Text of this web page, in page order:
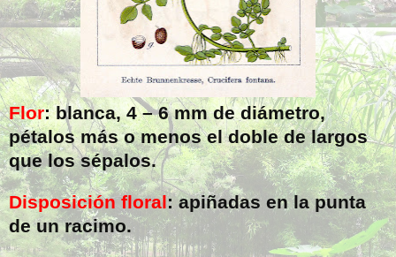
Flor: blanca, 4 –6 mmde diámetro,
pétalos más o menos el doble de largos
que los sépalos.
Disposición floral: apiñadas en la punta
de un racimo.